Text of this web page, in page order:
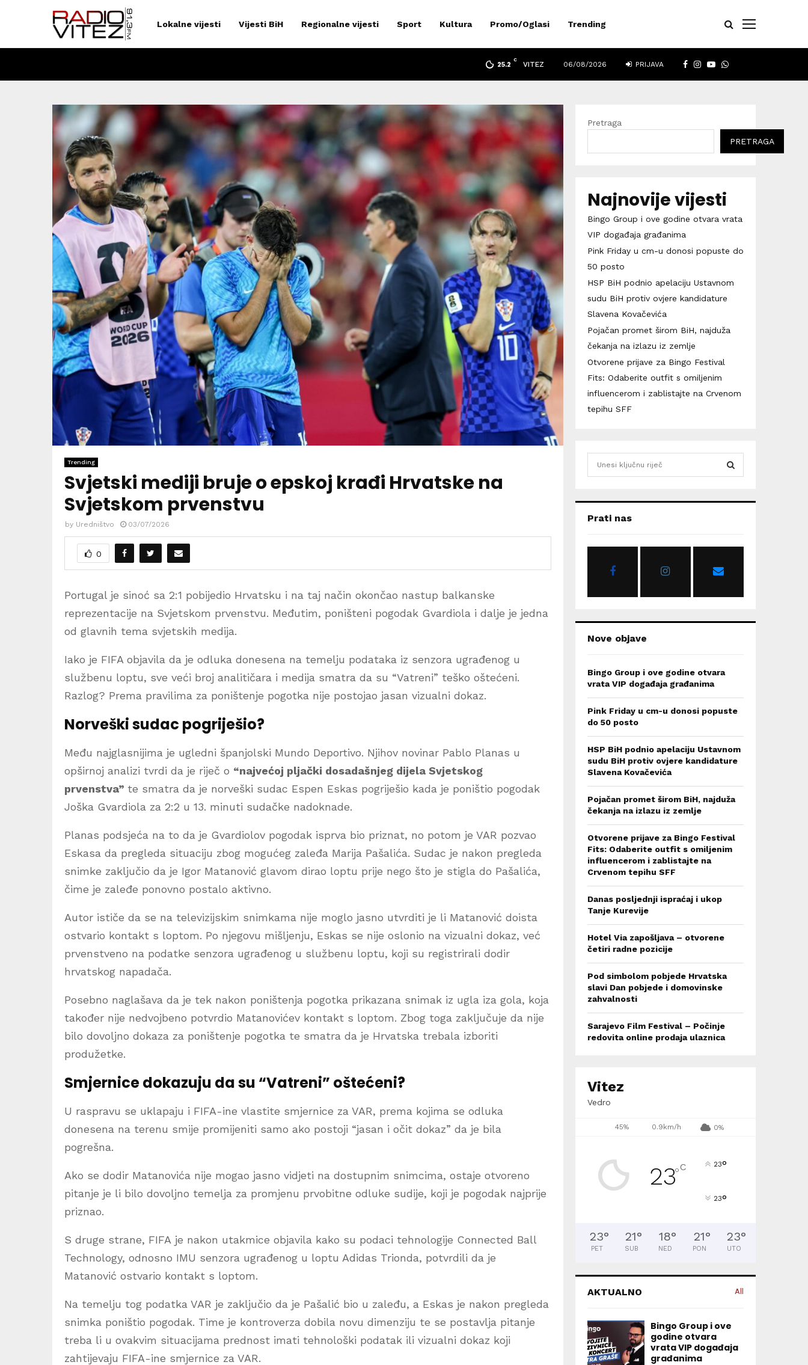
Lokalne vijesti Vijesti BiH Regionalne vijesti Sport Kultura Promo/Oglasi Trending
FACEBOOK
INSTAGRAM
YOUTUBE
WHATSAPP
25.2
C
VITEZ 06/08/2026 PRIJAVA
Trending
Svjetski mediji bruje o epskoj krađi Hrvatske na
Svjetskom prvenstvu
by Uredništvo 03/07/2026
0
Portugal je sinoć sa 2:1 pobijedio Hrvatsku i na taj način okončao nastup balkanske
reprezentacije na Svjetskom prvenstvu. Međutim, poništeni pogodak Gvardiola i dalje je jedna
od glavnih tema svjetskih medija.
Iako je FIFA objavila da je odluka donesena na temelju podataka iz senzora ugrađenog u
službenu loptu, sve veći broj analitičara i medija smatra da su “Vatreni” teško oštećeni.
Razlog? Prema pravilima za poništenje pogotka nije postojao jasan vizualni dokaz.
Norveški sudac pogriješio?
Među najglasnijima je ugledni španjolski Mundo Deportivo. Njihov novinar Pablo Planas u
opširnoj analizi tvrdi da je riječ o “najvećoj pljački dosadašnjeg dijela Svjetskog
prvenstva” te smatra da je norveški sudac Espen Eskas pogriješio kada je poništio pogodak
Joška Gvardiola za 2:2 u 13. minuti sudačke nadoknade.
Planas podsjeća na to da je Gvardiolov pogodak isprva bio priznat, no potom je VAR pozvao
Eskasa da pregleda situaciju zbog mogućeg zaleđa Marija Pašalića. Sudac je nakon pregleda
snimke zaključio da je Igor Matanović glavom dirao loptu prije nego što je stigla do Pašalića,
čime je zaleđe ponovno postalo aktivno.
Autor ističe da se na televizijskim snimkama nije moglo jasno utvrditi je li Matanović doista
ostvario kontakt s loptom. Po njegovu mišljenju, Eskas se nije oslonio na vizualni dokaz, već
prvenstveno na podatke senzora ugrađenog u službenu loptu, koji su registrirali dodir
hrvatskog napadača.
Posebno naglašava da je tek nakon poništenja pogotka prikazana snimak iz ugla iza gola, koja
također nije nedvojbeno potvrdio Matanovićev kontakt s loptom. Zbog toga zaključuje da nije
bilo dovoljno dokaza za poništenje pogotka te smatra da je Hrvatska trebala izboriti
produžetke.
Smjernice dokazuju da su “Vatreni” oštećeni?
U raspravu se uklapaju i FIFA-ine vlastite smjernice za VAR, prema kojima se odluka
donesena na terenu smije promijeniti samo ako postoji “jasan i očit dokaz” da je bila
pogrešna.
Ako se dodir Matanovića nije mogao jasno vidjeti na dostupnim snimcima, ostaje otvoreno
pitanje je li bilo dovoljno temelja za promjenu prvobitne odluke sudije, koji je pogodak najprije
priznao.
S druge strane, FIFA je nakon utakmice objavila kako su podaci tehnologije Connected Ball
Technology, odnosno IMU senzora ugrađenog u loptu Adidas Trionda, potvrdili da je
Matanović ostvario kontakt s loptom.
Na temelju tog podatka VAR je zaključio da je Pašalić bio u zaleđu, a Eskas je nakon pregleda
snimka poništio pogodak. Time je kontroverza dobila novu dimenziju te se postavlja pitanje
treba li u ovakvim situacijama prednost imati tehnološki podatak ili vizualni dokaz koji
zahtijevaju FIFA-ine smjernice za VAR.
Pretraga
PRETRAGA
Najnovije vijesti
Bingo Group i ove godine otvara vrata
VIP događaja građanima
Pink Friday u cm-u donosi popuste do
50 posto
HSP BiH podnio apelaciju Ustavnom
sudu BiH protiv ovjere kandidature
Slavena Kovačevića
Pojačan promet širom BiH, najduža
čekanja na izlazu iz zemlje
Otvorene prijave za Bingo Festival
Fits: Odaberite outfit s omiljenim
influencerom i zablistajte na Crvenom
tepihu SFF
h
o
Prati nas
Nove objave
Bingo Group i ove godine otvara
vrata VIP događaja građanima
Pink Friday u cm-u donosi popuste
do 50 posto
HSP BiH podnio apelaciju Ustavnom
sudu BiH protiv ovjere kandidature
Slavena Kovačevića
Pojačan promet širom BiH, najduža
čekanja na izlazu iz zemlje
Otvorene prijave za Bingo Festival
Fits: Odaberite outfit s omiljenim
influencerom i zablistajte na
Crvenom tepihu SFF
Danas posljednji ispraćaj i ukop
Tanje Kurevije
Hotel Via zapošljava – otvorene
četiri radne pozicije
Pod simbolom pobjede Hrvatska
slavi Dan pobjede i domovinske
zahvalnosti
Sarajevo Film Festival – Počinje
redovita online prodaja ulaznica
Vitez
Vedro
45% 0.9km/h 0%
23°C 23°
23°
23°
PET
21°
SUB
18°
NED
21°
PON
23°
UTO
AKTUALNO All
Bingo Group i ove
godine otvara
vrata VIP događaja
građanima